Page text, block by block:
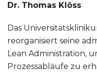
Dr. Thomas Klöss
Das
reorganisiert seine
Lean Administration,
Prozessabläufe zu